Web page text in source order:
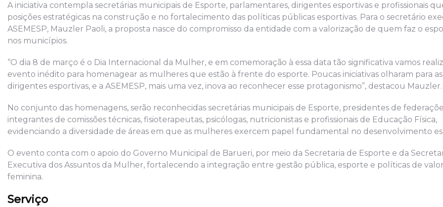
A iniciativa contempla secretárias municipais de Esporte, parlamentares, dirigentes esportivas e profissionais
posições estratégicas na construção e no fortalecimento das políticas públicas esportivas. Para o secretário
ASEMESP, Mauzler Paoli, a proposta nasce do compromisso da entidade com a valorização de quem faz o
nos municípios.
“O dia 8 de março é o Dia Internacional da Mulher, e em comemoração à essa data tão significativa vamos
evento inédito para homenagear as mulheres que estão à frente do esporte. Poucas iniciativas olharam para
dirigentes esportivas, e a ASEMESP, mais uma vez, inova ao reconhecer esse protagonismo”, destacou Mauzler.
No conjunto das homenagens, serão reconhecidas secretárias municipais de Esporte, presidentes de
integrantes de comissões técnicas, fisioterapeutas, psicólogas, nutricionistas e profissionais de Educação Física,
evidenciando a diversidade de áreas em que as mulheres exercem papel fundamental no desenvolvimento
O evento conta com o apoio do Governo Municipal de Barueri, por meio da Secretaria de Esporte e da
Executiva dos Assuntos da Mulher, fortalecendo a integração entre gestão pública, esporte e políticas de
feminina.
Serviço